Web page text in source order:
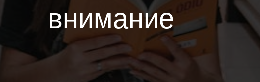
внимание